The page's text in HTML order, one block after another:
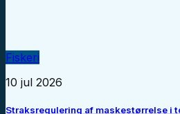
Fiskeri
10 jul 2026
Straksregulering af maskestørrelse i